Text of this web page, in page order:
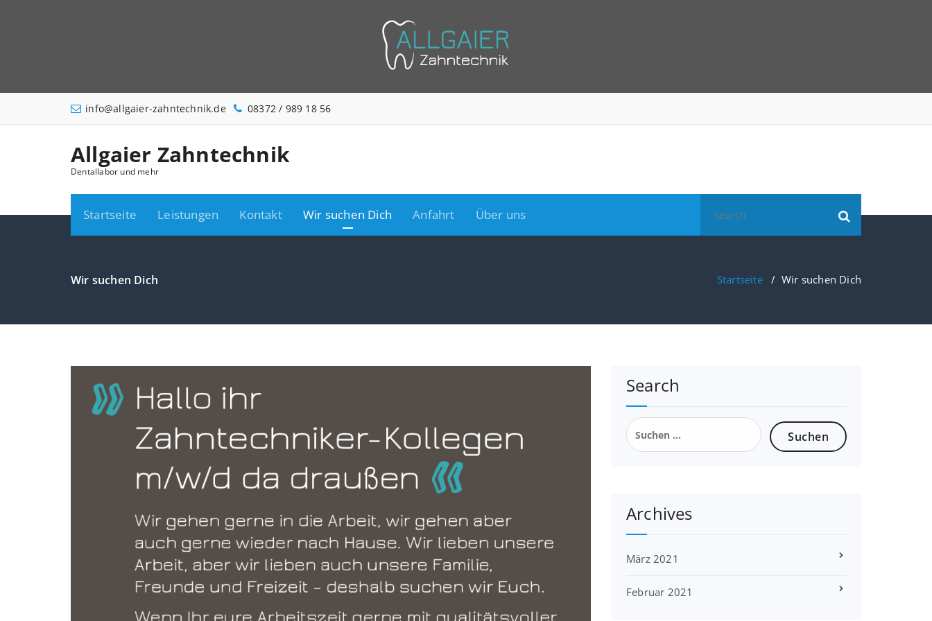
info@allgaier-zahntechnik.de 08372 / 989 18 56
Allgaier Zahntechnik
Dentallabor und mehr
Startseite Leistungen Kontakt Wir suchen Dich Anfahrt Über uns
for:
Wir suchen Dich Startseite/ Wir suchen Dich
Search
Suchen
nach:
Archives
März 2021
Februar 2021